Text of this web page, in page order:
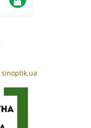
sinoptik.ua